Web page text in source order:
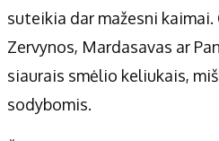
suteikia dar mažesni
Zervynos, Mardasavas ar
siaurais smėlio keliukais,
sodybomis.